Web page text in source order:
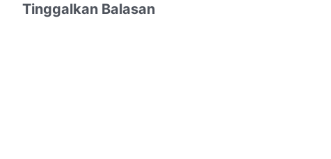
Tinggalkan Balasan